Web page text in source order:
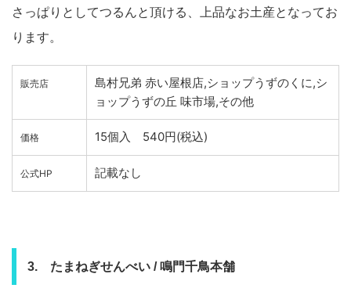
さっぱりとしてつるんと頂ける、上品なお土産となってお
ります。
販売店
島村兄弟 赤い屋根店,ショップうずのくに,シ
ョップうずの丘 味市場,その他
価格 15個入 540円(税込)
公式HP 記載なし
3. たまねぎせんべい / 鳴門千鳥本舗